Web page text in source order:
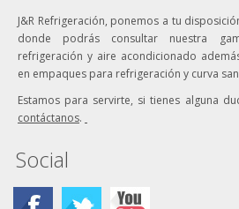
J&R Refrigeración, ponemos a tu
donde podrás consultar nuestra
refrigeración y aire acondicionado
en empaques para refrigeración y curva
Estamos para servirte, si tienes alguna
contáctanos.
Social